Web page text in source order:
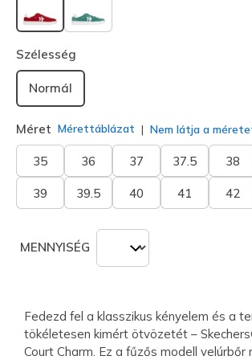
kiválasztva
Szélesség
Normál
Méret Mérettáblázat Nem látja a
35 36 37 37.5 38
39 39.5 40 41 42
MENNYISÉG
Fedezd fel a klasszikus kényelem és a
tökéletesen kimért ötvözetét –
Court Charm. Ez a fűzős modell